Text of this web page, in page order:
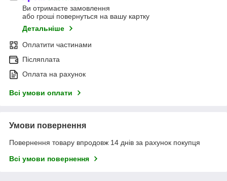
Ви отримаєте замовлення
або гроші повернуться на вашу картку
Детальніше
Оплатити частинами
Післяплата
Оплата на рахунок
Всі умови оплати
Умови повернення
Повернення товару впродовж 14 днів за рахунок покупця
Всі умови повернення